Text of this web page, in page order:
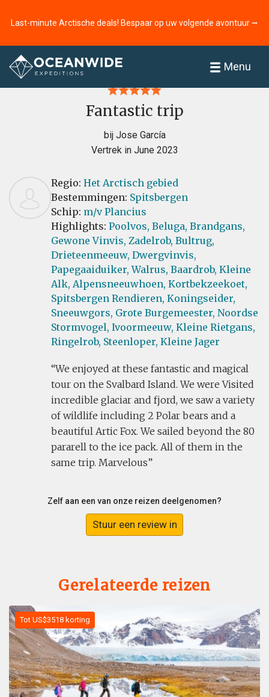
Last-minute Arctische deals! Bespaar op uw volgende avontuur ⭢
Menu
Home
Fantastic trip
bij Jose García
Vertrek in June 2023
Regio: Het Arctisch gebied
Bestemmingen: Spitsbergen
Schip: m/v Plancius
Highlights: Poolvos, Beluga, Brandgans,
Gewone Vinvis, Zadelrob, Bultrug,
Drieteenmeeuw, Dwergvinvis,
Papegaaiduiker, Walrus, Baardrob, Kleine
Alk, Alpensneeuwhoen, Kortbekzeekoet,
Spitsbergen Rendieren, Koningseider,
Sneeuwgors, Grote Burgemeester, Noordse
Stormvogel, Ivoormeeuw, Kleine Rietgans,
Ringelrob, Steenloper, Kleine Jager
We enjoyed at these fantastic and magical
tour on the Svalbard Island. We were Visited
incredible glaciar and fjord, we saw a variety
of wildlife including 2 Polar bears and a
beautiful Artic Fox. We sailed beyond the 80
pararell to the ice pack. All of them in the
same trip. Marvelous
Zelf aan een van onze reizen deelgenomen?
Stuur een review in
Gerelateerde reizen
Tot US$3518 korting